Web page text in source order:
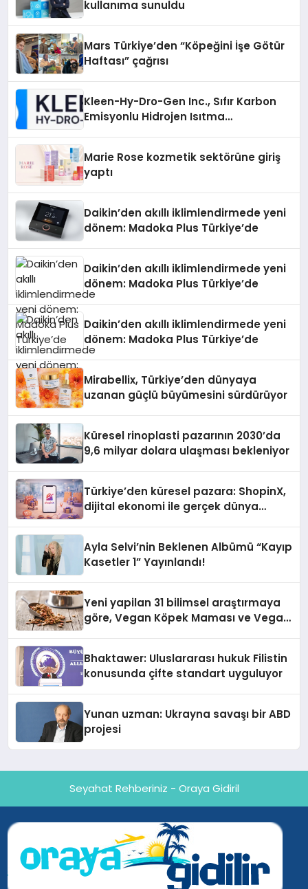
kullanıma sunuldu
Mars Türkiye’den “Köpeğini İşe Götür
Haftası” çağrısı
Kleen-Hy-Dro-Gen Inc., Sıfır Karbon
Emisyonlu Hidrojen Isıtma
Marie Rose kozmetik sektörüne giriş
yaptı
Daikin’den akıllı iklimlendirmede yeni
dönem: Madoka Plus Türkiye’de
Daikin’den akıllı iklimlendirmede yeni
dönem: Madoka Plus Türkiye’de
Daikin’den akıllı iklimlendirmede yeni
dönem: Madoka Plus Türkiye’de
Mirabellix, Türkiye’den dünyaya
uzanan güçlü büyümesini sürdürüyor
Küresel rinoplasti pazarının 2030’da
9,6 milyar dolara ulaşması bekleniyor
Türkiye’den küresel pazara: ShopinX,
dijital ekonomi ile gerçek dünya
Ayla Selvi’nin Beklenen Albümü “Kayıp
Kasetler 1” Yayınlandı!
Yeni yapilan 31 bilimsel araştırmaya
göre, Vegan Köpek Maması ve Vegan
Bhaktawer: Uluslararası hukuk Filistin
konusunda çifte standart uyguluyor
Yunan uzman: Ukrayna savaşı bir ABD
projesi
Seyahat Rehberiniz - Oraya Gidiril